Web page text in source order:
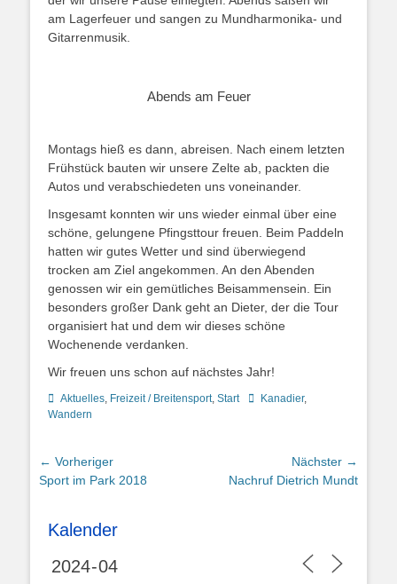
am Lagerfeuer und sangen zu Mundharmonika- und
Gitarrenmusik.
Abends am Feuer
Montags hieß es dann, abreisen. Nach einem letzten
Frühstück bauten wir unsere Zelte ab, packten die
Autos und verabschiedeten uns voneinander.
Insgesamt konnten wir uns wieder einmal über eine
schöne, gelungene Pfingsttour freuen. Beim Paddeln
hatten wir gutes Wetter und sind überwiegend
trocken am Ziel angekommen. An den Abenden
genossen wir ein gemütliches Beisammensein. Ein
besonders großer Dank geht an Dieter, der die Tour
organisiert hat und dem wir dieses schöne
Wochenende verdanken.
Wir freuen uns schon auf nächstes Jahr!
Kategorien
Aktuelles Freizeit / Breitensport, Start Schlagworte
Kanadier,
Wandern
Beitragsnavigation
← Vorheriger
Vorheriger
Sport im Park 2018
Nächster →
NächsterNachruf Dietrich Mundt
Kalender